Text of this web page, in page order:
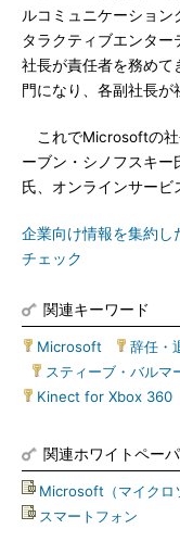
ルコミュニケーショ
タラクティブエンター
社長が責任者を務めて
門になり、各副社長が
これでMicrosoftの社
ーブン・シノフスキー
氏、オンラインサービ
企業向け情報を集約し
チェック
関連キーワード
Microsoft 辞任・
スティーブ・バルマ
Kinect for Xbox 360
関連ホワイトペー
Microsoft（マイクロ
スマートフォン